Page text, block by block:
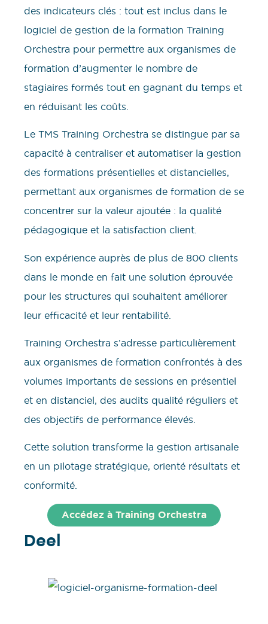
des indicateurs clés : tout est inclus dans le
logiciel de gestion de la formation Training
Orchestra pour permettre aux organismes de
formation d’augmenter le nombre de
stagiaires formés tout en gagnant du temps et
en réduisant les coûts.
Le TMS Training Orchestra se distingue par sa
capacité à centraliser et automatiser la gestion
des formations présentielles et distancielles,
permettant aux organismes de formation de se
concentrer sur la valeur ajoutée : la qualité
pédagogique et la satisfaction client.
Son expérience auprès de plus de 800 clients
dans le monde en fait une solution éprouvée
pour les structures qui souhaitent améliorer
leur efficacité et leur rentabilité.
Training Orchestra s’adresse particulièrement
aux organismes de formation confrontés à des
volumes importants de sessions en présentiel
et en distanciel, des audits qualité réguliers et
des objectifs de performance élevés.
Cette solution transforme la gestion artisanale
en un pilotage stratégique, orienté résultats et
conformité.
Accédez à Training Orchestra
Deel